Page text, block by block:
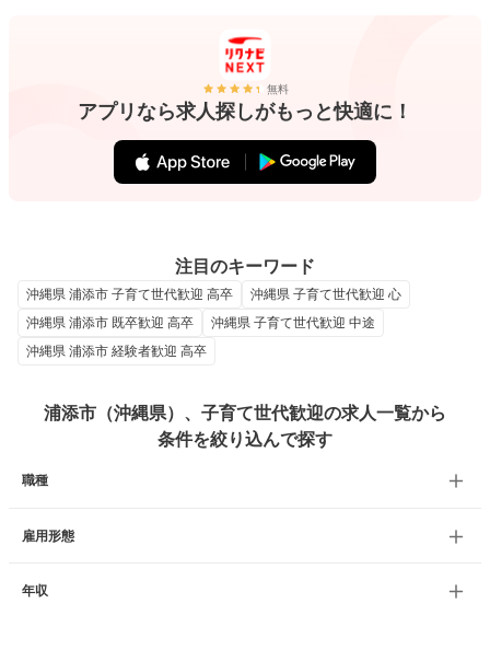
無料
アプリなら求人探しがもっと快適に！
注目のキーワード
沖縄県 浦添市 子育て世代歓迎 高卒
沖縄県 子育て世代歓迎 心
沖縄県 浦添市 既卒歓迎 高卒
沖縄県 子育て世代歓迎 中途
沖縄県 浦添市 経験者歓迎 高卒
浦添市（沖縄県）、子育て世代歓迎の求人一覧から
条件を絞り込んで探す
職種
雇用形態
年収